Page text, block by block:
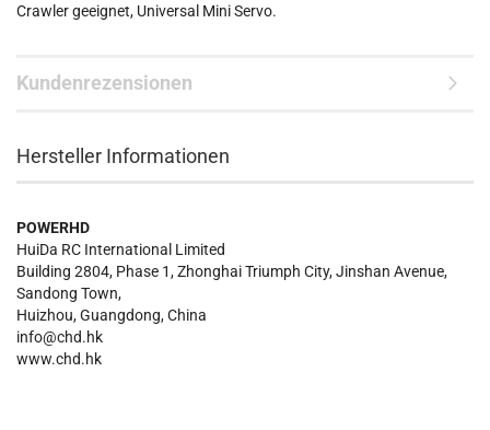
Crawler geeignet, Universal Mini Servo.
Kundenrezensionen
Hersteller Informationen
POWERHD
HuiDa RC International Limited
Building 2804, Phase 1, Zhonghai Triumph City, Jinshan Avenue,
Sandong Town,
Huizhou, Guangdong, China
info@chd.hk
www.chd.hk